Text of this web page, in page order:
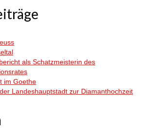
als Schatzmeisterin des
im Goethe
Landeshauptstadt zur Diamanthochzeit